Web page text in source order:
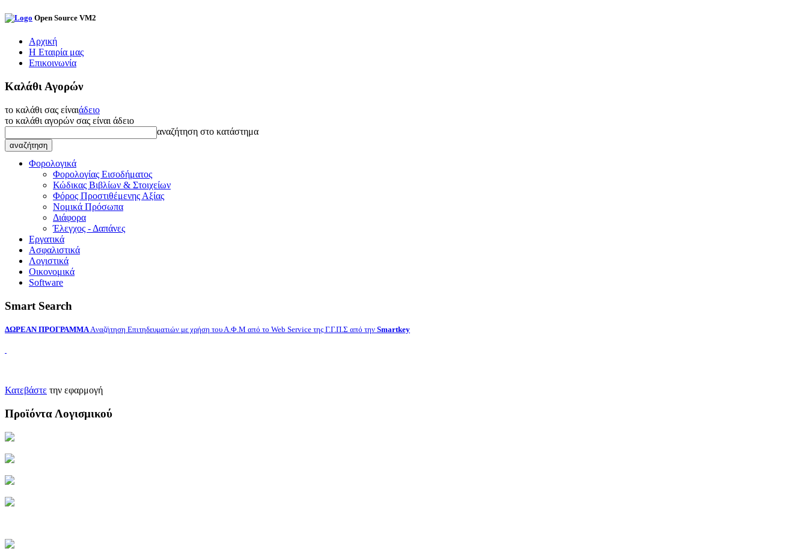
Open Source VM2
Αρχική
Η Εταιρία μας
Επικοινωνία
Καλάθι Αγορών
το καλάθι σας είναιάδειο
το καλάθι αγορών σας είναι άδειο
αναζήτηση στο κατάστημα
Φορολογικά
Φορολογίας Εισοδήματος
Κώδικας Βιβλίων & Στοιχείων
Φόρος Προστιθέμενης Αξίας
Νομικά Πρόσωπα
Διάφορα
Έλεγχος - Δαπάνες
Εργατικά
Ασφαλιστικά
Λογιστικά
Οικονομικά
Software
Smart Search
ΔΩΡΕΑΝ ΠΡΟΓΡΑΜΜΑAναζήτηση Επιτηδευματιών με χρήση του Α.Φ.Μ από το Web Service της Γ.Γ.Π.Σ από την Smartkey
Κατεβάστε την εφαρμογή
Προϊόντα Λογισμικού